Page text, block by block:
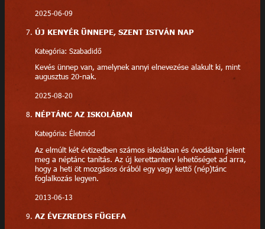
2025-06-09
ÚJ KENYÉR ÜNNEPE, SZENT ISTVÁN NAP
Kategória: Szabadidő
Kevés ünnep van, amelynek annyi elnevezése alakult ki, mint
augusztus 20-nak.
2025-08-20
NÉPTÁNC AZ ISKOLÁBAN
Kategória: Életmód
Az elmúlt két évtizedben számos iskolában és óvodában jelent
meg a néptánc tanítás. Az új kerettanterv lehetőséget ad arra,
hogy a heti öt mozgásos órából egy vagy kettő (nép)tánc
foglalkozás legyen.
2013-06-13
AZ ÉVEZREDES FÜGEFA